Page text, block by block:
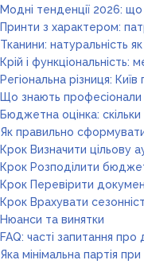
Модні тенденції 2026:
Принти з характером:
Тканини: натуральність
Крій і
Регіональна різниця:
Що знають професіонали
Бюджетна оцінка:
Як правильно
Крок Визначити цільову
Крок Розподілити
Крок Перевірити
Крок Врахувати
Нюанси та винятки
FAQ: часті запитання
Яка мінімальна партія